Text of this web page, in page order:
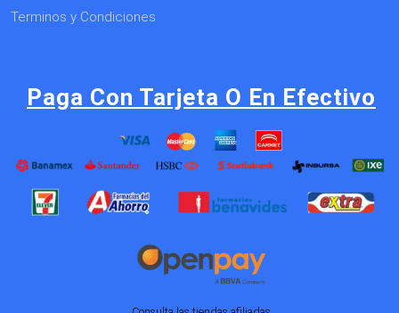
Terminos y Condiciones
Paga Con Tarjeta O En Efectivo